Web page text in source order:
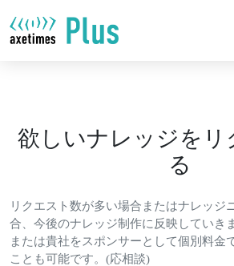
欲しいナレッジをリ
る
リクエスト数が多い場合またはナレッジ
合、今後のナレッジ制作に反映していき
または貴社をスポンサーとして個別料金
ことも可能です。(応相談)